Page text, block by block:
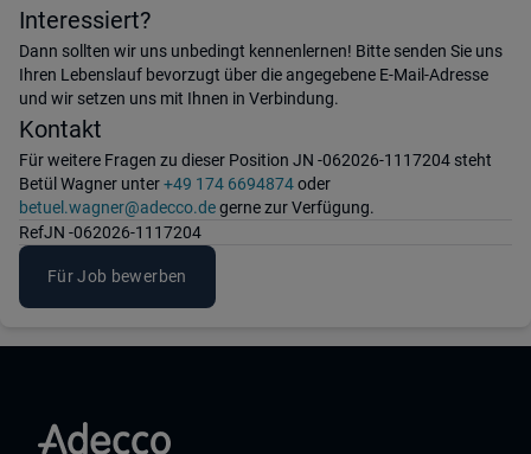
Interessiert?
Dann sollten wir uns unbedingt kennenlernen! Bitte senden Sie uns
Ihren Lebenslauf bevorzugt über die angegebene E-Mail-Adresse
und wir setzen uns mit Ihnen in Verbindung.
Kontakt
Für weitere Fragen zu dieser Position JN -062026-1117204 steht
Betül Wagner unter+49 174 6694874oder
betuel.wagner@adecco.degerne zur Verfügung.
RefJN -062026-1117204
Für Job bewerben